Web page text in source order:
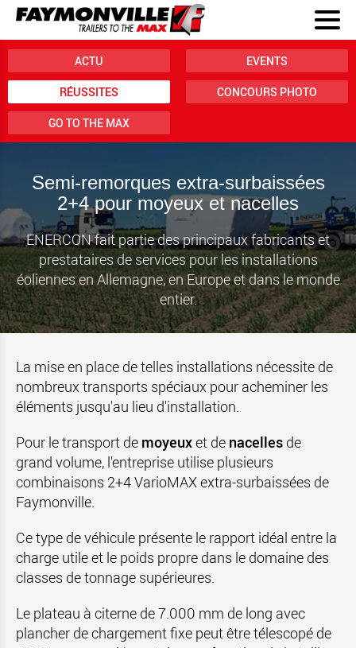
ACTU EVENTS
RÉUSSITES CONCOURS PHOTO
GO TO THE MAX
Semi-remorques extra-surbaissées
2+4 pour moyeux et nacelles
ENERCON fait partie des principaux fabricants et
prestataires de services pour les installations
éoliennes en Allemagne, en Europe et dans le monde
entier.
La mise en place de telles installations nécessite de
nombreux transports spéciaux pour acheminer les
éléments jusqu'au lieu d'installation.
Pour le transport de moyeuxet de nacelles de
grand volume, l'entreprise utilise plusieurs
combinaisons 2+4 VarioMAX extra-surbaissées de
Faymonville.
Ce type de véhicule présente le rapport idéal entre la
charge utile et le poids propre dans le domaine des
classes de tonnage supérieures.
Le plateau à citerne de 7.000 mm de long avec
plancher de chargement fixe peut être télescopé de